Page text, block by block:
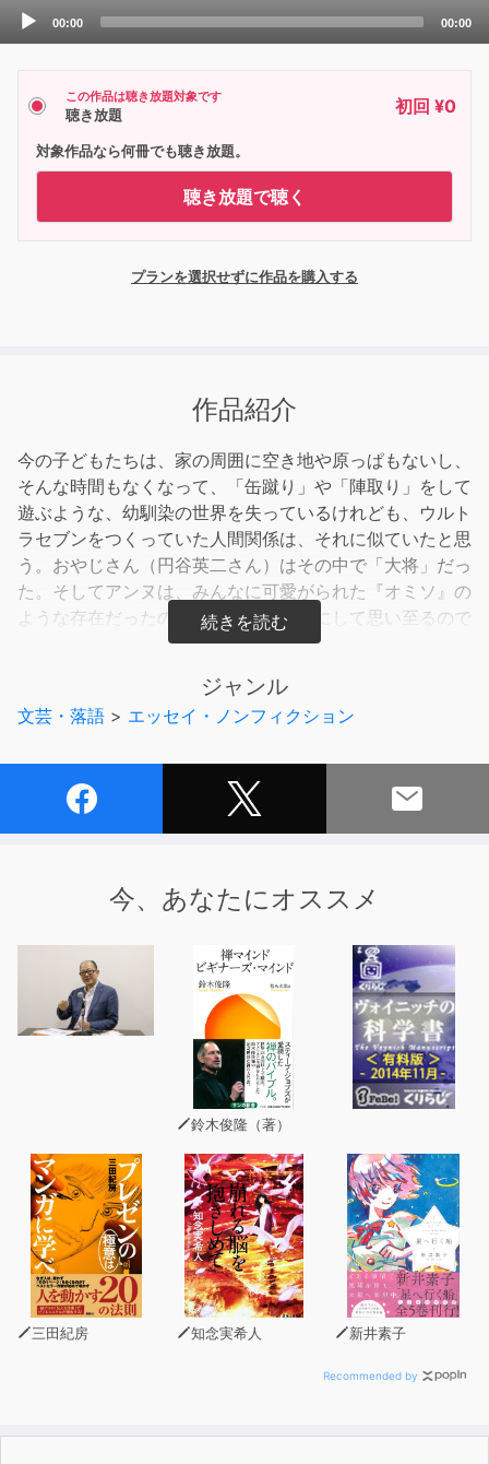
Audio
Player
00:00 00:00
この作品は聴き放題対象です
聴き放題 初回 ¥0
対象作品なら何冊でも聴き放題。
聴き放題で聴く
プランを選択せずに作品を購入する
作品紹介
今の子どもたちは、家の周囲に空き地や原っぱもないし、
そんな時間もなくなって、「缶蹴り」や「陣取り」をして
遊ぶような、幼馴染の世界を失っているけれども、ウルト
ラセブンをつくっていた人間関係は、それに似ていたと思
う。おやじさん（円谷英二さん）はその中で「大将」だっ
た。そしてアンヌは、みんなに可愛がられた『オミソ』の
ような存在だったのではないか、と今にして思い至るので
ある。（解説より）
ジャンル
文芸・落語 > エッセイ・ノンフィクション
今、あなたにオススメ
鈴木俊隆（著）
三田紀房 知念実希人 新井素子
Recommended by